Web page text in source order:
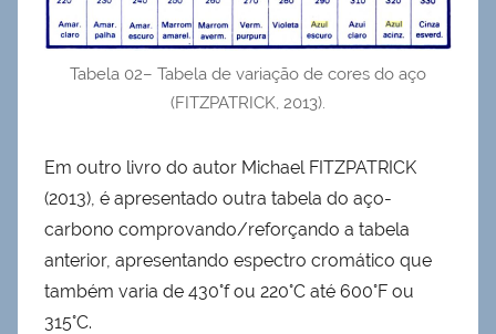
Tabela 02– Tabela de variação de cores do aço
(FITZPATRICK, 2013).
Em outro livro do autor Michael FITZPATRICK
(2013), é apresentado outra tabela do aço-
carbono comprovando/reforçando a tabela
anterior, apresentando espectro cromático que
também varia de 430°f ou 220°C até 600°F ou
315°C.